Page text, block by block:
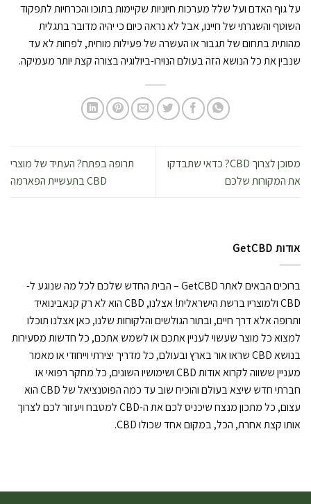
על גוף האדם ועל שלל מערכות חיוניות שקיימות בתוכו והכרחיות לתפקוד
השוטף והשגרתי של חיינו, אבל לא נראה כיום כי יהיה מדובר בתגלית
מהותית בתחום של תגבור או העשרה של פעילות מוחית, לפחות לא עד
שנבין את כל הנושא הזה בעולם הנוירו-ביולוגיה בצורה קצת יותר מעמיקה.
מסוכן לצרוך CBD? כדאי שתבדקו
את המקורות שלכם
תרופה בפתח? העתיד של מוצרי
CBD בתעשיית הפארמה
אודות GetCBD
ברוכים הבאים לאתר GetCBD – הבית החדש שלכם לכל מה שנוגע ל-
CBD ולמוצריו ברשת הישראלית! אצלנו, CBD הוא לא רק קנאבינואיד
ותרופה אלא דרך חיים, ובתור הגולשים והלקוחות שלנו, כאן אצלנו תוכלו
למצוא כל מוצר שעשוי לעניין אתכם או לשמש אתכם, כל חדשות מסעירות
בנושא CBD שראו אור בארץ ובעולם, כל מדריך יצירתי וייחודי או מאמר
מעניין ששווה לקרוא אודות CBD ושימושיו השונים, כל מחקר רפואי או
חברתי חדש שיצא בעולם והוכיח שוב עד כמה הפוטנציאל של CBD הוא
עצום, כל מתכון מנצח שיכניס לכם את ה-CBD למטבח ויעזור לכם לצרוך
אותו קצת אחרת, הכל, במקום אחד שכולו CBD.